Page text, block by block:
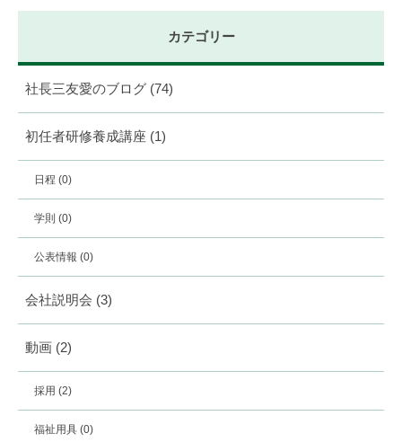
カテゴリー
社長三友愛のブログ (74)
初任者研修養成講座 (1)
日程 (0)
学則 (0)
公表情報 (0)
会社説明会 (3)
動画 (2)
採用 (2)
福祉用具 (0)